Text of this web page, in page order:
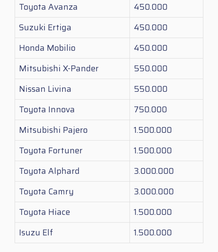
Toyota Avanza
450.000
Suzuki Ertiga
450.000
Honda Mobilio
450.000
Mitsubishi X-Pander
550.000
Nissan Livina
550.000
Toyota Innova
750.000
Mitsubishi Pajero
1.500.000
Toyota Fortuner
1.500.000
Toyota Alphard
3.000.000
Toyota Camry
3.000.000
Toyota Hiace
1.500.000
Isuzu Elf
1.500.000